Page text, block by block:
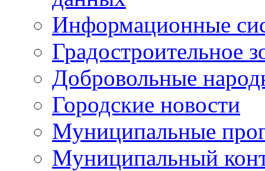
Информационные
Градостроительное
Добровольные
Городские новости
Муниципальные
Муниципальный